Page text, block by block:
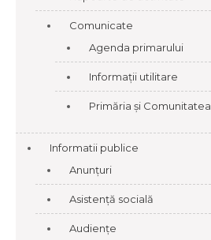
Comunicate
Agenda primarului
Informații utilitare
Primăria și Comunitatea
Informatii publice
Anunțuri
Asistență socială
Audiențe